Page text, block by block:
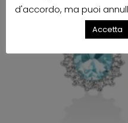
d'accordo, ma puoi
Accetta